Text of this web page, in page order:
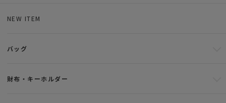
NEW ITEM
バッグ
財布・キーホルダー